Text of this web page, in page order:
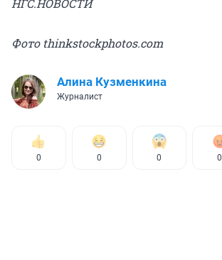
Фото thinkstockphotos.com
Алина Кузменкина
Журналист
0 0 0 0